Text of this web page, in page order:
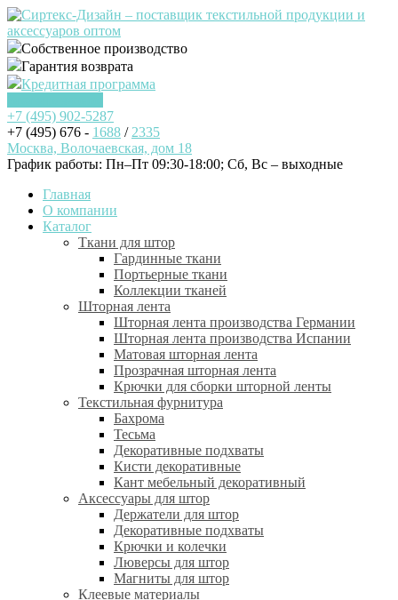
Собственное производство
Гарантия возврата
Кредитная программа
+7 (495) 902-5287
+7 (495) 676 - 1688 / 2335
Москва, Волочаевская, дом 18
График работы: Пн–Пт 09:30-18:00; Cб, Вс – выходные
Главная
О компании
Каталог
Ткани для штор
Гардинные ткани
Портьерные ткани
Коллекции тканей
Шторная лента
Шторная лента производства Германии
Шторная лента производства Испании
Матовая шторная лента
Прозрачная шторная лента
Крючки для сборки шторной ленты
Текстильная фурнитура
Бахрома
Тесьма
Декоративные подхваты
Кисти декоративные
Кант мебельный декоративный
Аксессуары для штор
Держатели для штор
Декоративные подхваты
Крючки и колечки
Люверсы для штор
Магниты для штор
Клеевые материалы